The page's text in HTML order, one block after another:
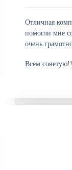
Отличная
помогли мне
очень
Всем